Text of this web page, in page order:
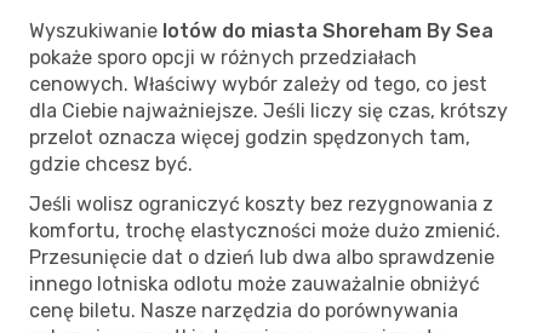
Wyszukiwanie lotów do miasta Shoreham By Sea
pokaże sporo opcji w różnych przedziałach
cenowych. Właściwy wybór zależy od tego, co jest
dla Ciebie najważniejsze. Jeśli liczy się czas, krótszy
przelot oznacza więcej godzin spędzonych tam,
gdzie chcesz być.
Jeśli wolisz ograniczyć koszty bez rezygnowania z
komfortu, trochę elastyczności może dużo zmienić.
Przesunięcie dat o dzień lub dwa albo sprawdzenie
innego lotniska odlotu może zauważalnie obniżyć
cenę biletu. Nasze narzędzia do porównywania